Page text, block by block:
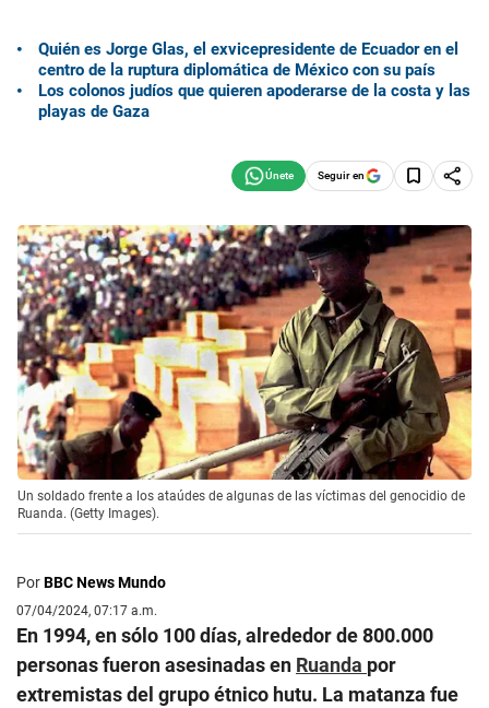
Quién es Jorge Glas, el exvicepresidente de Ecuador en el
centro de la ruptura diplomática de México con su país
Los colonos judíos que quieren apoderarse de la costa y las
playas de Gaza
Seguir en
Un soldado frente a los ataúdes de algunas de las víctimas del genocidio de
Ruanda. (Getty Images).
PorBBC News Mundo
07/04/2024, 07:17 a.m.
En 1994, en sólo 100 días, alrededor de 800.000
personas fueron asesinadas en Ruanda por
extremistas del grupo étnico hutu. La matanza fue